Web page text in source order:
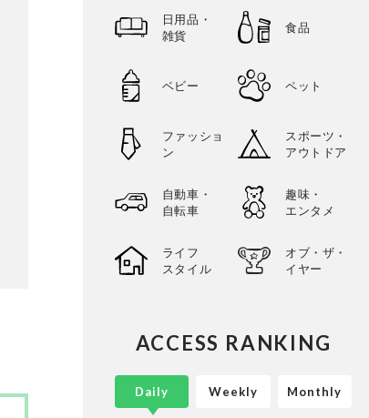
日用品・
雑貨
食品
ベビー ペット
ファッショ
ン
スポーツ・
アウトドア
自動車・
自転車
趣味・
エンタメ
ライフ
スタイル
オブ・ザ・
イヤー
ACCESS RANKING
Daily Weekly Monthly